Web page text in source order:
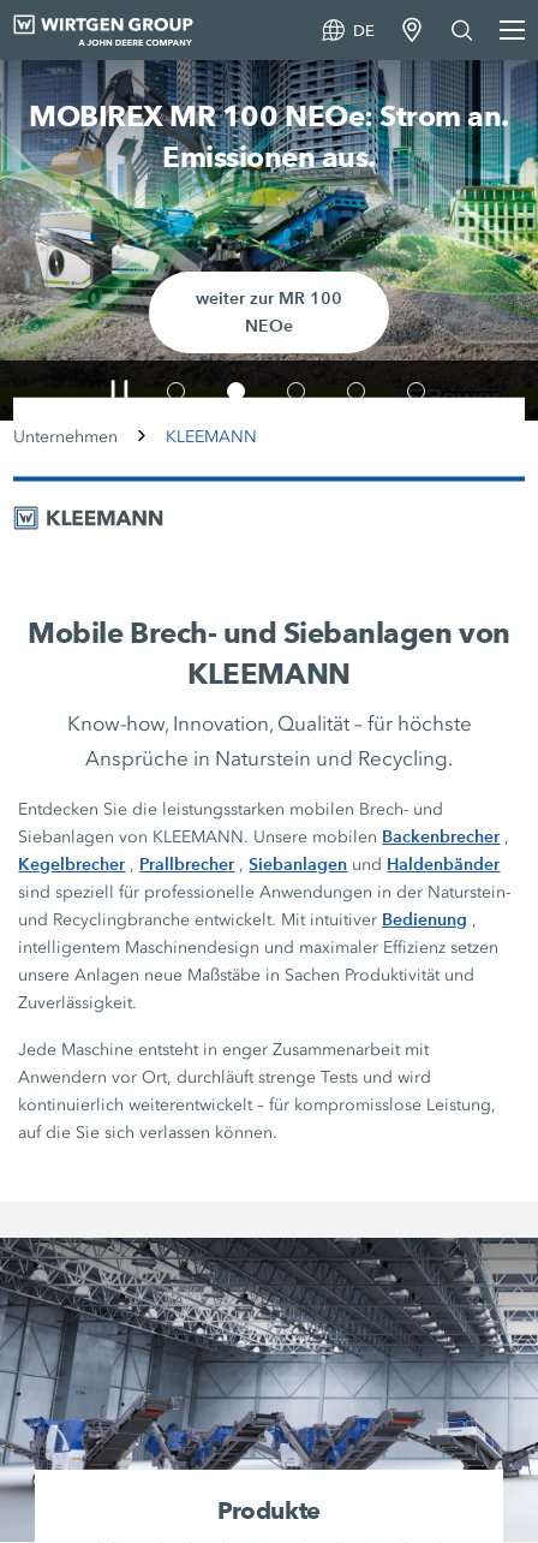
DE
MOBIREX MR 100 NEOe: Strom an.
Emissionen aus.
weiter zur MR 100
NEOe
Unternehmen KLEEMANN
Mobile Brech- und Siebanlagen von
KLEEMANN
Know-how, Innovation, Qualität – für höchste
Ansprüche in Naturstein und Recycling.
Entdecken Sie die leistungsstarken mobilen Brech- und
Siebanlagen von KLEEMANN. Unsere mobilen Backenbrecher ,
Kegelbrecher , Prallbrecher ,Siebanlagen und Haldenbänder
sind speziell für professionelle Anwendungen in der Naturstein-
und Recyclingbranche entwickelt. Mit intuitiver Bedienung ,
intelligentem Maschinendesign und maximaler Effizienz setzen
unsere Anlagen neue Maßstäbe in Sachen Produktivität und
Zuverlässigkeit.
Jede Maschine entsteht in enger Zusammenarbeit mit
Anwendern vor Ort, durchläuft strenge Tests und wird
kontinuierlich weiterentwickelt – für kompromisslose Leistung,
auf die Sie sich verlassen können.
Produkte